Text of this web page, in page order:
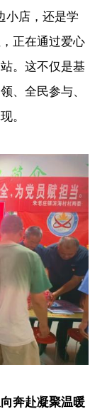
小店，还是学
正在通过爱心
。这不仅是基
、全民参与、
。
奔赴凝聚温暖